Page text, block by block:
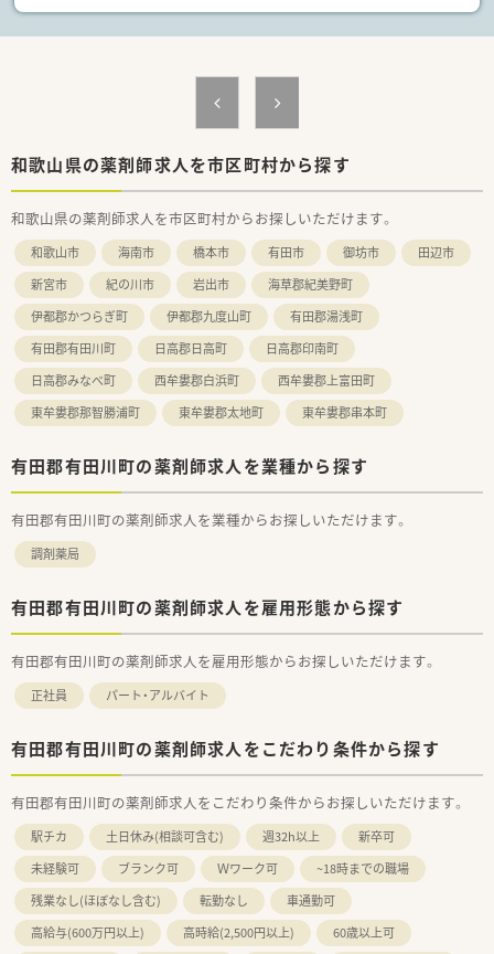
年の事業継承以来、着実に増収増益を続けている安定企業です。
■代表は元MRの経歴を持ち現場の薬剤師としても活躍してお
■今後は新規開局や特別養護老人ホームの運営も計画しており、
地域医療を支えるために積極的な事業展開を目指している法人
和歌山県の薬剤師求人を市区町村から探す
和歌山県の薬剤師求人を市区町村からお探しいただけます。
和歌山市 海南市 橋本市 有田市 御坊市
田辺市
新宮市
紀の川市 岩出市
海草郡紀美野町
伊都郡かつらぎ町
伊都郡九度山町
有田郡湯浅町
有田郡有田川町
日高郡日高町
日高郡印南町
日高郡みなべ町
西牟婁郡白浜町
西牟婁郡上富田町
東牟婁郡那智勝浦町
東牟婁郡太地町 東牟婁郡串本町
有田郡有田川町の薬剤師求人を業種から探す
有田郡有田川町の薬剤師求人を業種からお探しいただけます。
調剤薬局
有田郡有田川町の薬剤師求人を雇用形態から探す
有田郡有田川町の薬剤師求人を雇用形態からお探しいただけます。
正社員 パート・アルバイト
有田郡有田川町の薬剤師求人をこだわり条件から探す
有田郡有田川町の薬剤師求人をこだわり条件からお探しいただけます。
駅チカ 土日休み(相談可含む) 週32h以上
新卒可
未経験可
ブランク可 Ｗワーク可
~18時までの職場
残業なし(ほぼなし含む)
転勤なし
車通勤可
高給与(600万円以上)
高時給(2,500円以上)
60歳以上可